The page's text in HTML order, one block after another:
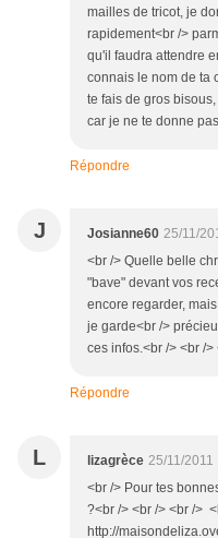
mailles de tricot, je
rapidement<br />
qu'il faudra attendre
connais le nom de ta
te fais de gros
car je ne te donne
Répondre
J Josianne60 25/11/
<br /> Quelle belle
"bave" devant vos
encore regarder,
je garde<br />
ces infos.<br /> <br /
Répondre
L lizagrèce 25/11/2011
<br /> Pour tes
?<br /> <br /> <br />
http://